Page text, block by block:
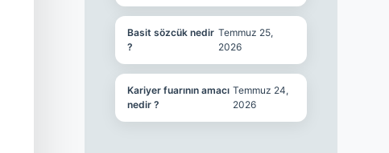
Basit sözcük nedir
?
Temmuz 25,
2026
Kariyer fuarının amacı
nedir ?
Temmuz 24,
2026